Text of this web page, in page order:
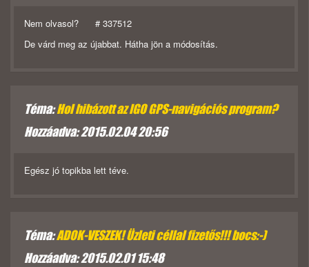
Nem olvasol? # 337512
De várd meg az újabbat. Hátha jön a módosítás.
Téma:Hol hibázott az IGO GPS-navigációs program?
Hozzáadva: 2015.02.04 20:56
Egész jó topikba lett téve.
Téma:ADOK-VESZEK! Üzleti céllal fizetős!!! bocs:-)
Hozzáadva: 2015.02.01 15:48